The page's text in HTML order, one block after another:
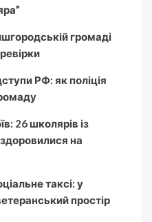
громаді
РФ: як поліція
26 школярів із
на
таксі: у
простір